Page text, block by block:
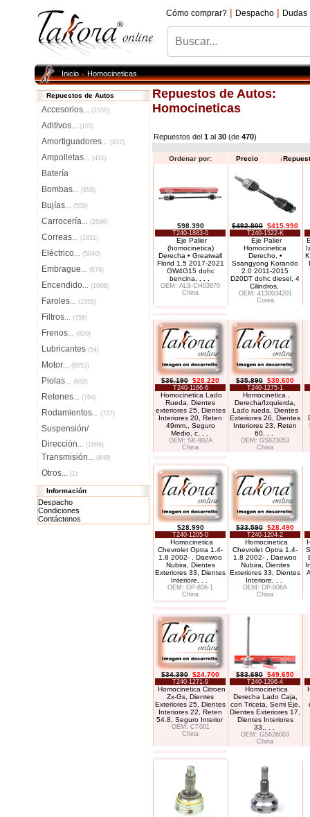
Cómo comprar? | Despacho | Dudas
Inicio»Homocineticas
Repuestos de Autos
Accesorios... (1556)
Aditivos... (103)
Amortiguadores... (837)
Ampolletas... (441)
Batería
Bombas... (958)
Bujías... (559)
Carrocería... (2696)
Correas... (1831)
Eléctrico... (5040)
Embrague... (678)
Encendido... (1086)
Faroles... (1555)
Filtros... (756)
Frenos... (890)
Lubricantes (54)
Motor... (8553)
Piolas... (652)
Retenes... (764)
Rodamientos... (737)
Suspensión/
Dirección... (1699)
Transmisión... (849)
Otros... (1)
Información
Despacho
Condiciones
Contáctenos
Repuestos de Autos:
Homocineticas
Repuestos del 1 al 30 (de 470)
Ordenar por: Precio ↓
$98.390
T240-1883-0
Eje Palier
(homocinetica)
Derecha • Greatwall
Florid 1.5 2017-2021
GW4G15 dohc
bencina,
OEM: ALS-CH03870
China
$492.800 $415.990
T240-1522-K
Eje Palier
Homocinetica
Derecho, •
Ssangyong Korando
2.0 2011-2015
D20DT dohc diesel, 4
Cilindros,
OEM: 4130034201
Corea
$36.190 $28.220
T240-1166-6
Homocinetica Lado
Rueda, Dientes
exteriores 25, Dientes
Interiores 20, Reten
49mm., Seguro
Medio, c. . .
OEM: SK-802A
China
$35.890 $30.600
T240-1275-1
Homocinetica ,
Derecha/Izquierda,
Lado rueda, Dientes
Exteriores 26, Dientes
Interiores 23, Reten
60
OEM: GS823053
China
$28.990
T240-1205-0
Homocinetica
Chevrolet Optra 1.4-
1.8 2002- , Daewoo
Nubira, Dientes
Exteriores 33, Dientes
Interiore
OEM: OP-806-1
China
$33.590 $28.490
T240-1204-2
Homocinetica
Chevrolet Optra 1.4-
1.8 2002- , Daewoo
Nubira, Dientes
Exteriores 33, Dientes
Interiore
OEM: OP-806A
China
$34.390 $24.700
T240-1271-9
Homocinetica Citroen
Zx-Gs, Dientes
Exteriores 25, Dientes
Interiores 22, Reten
54.8, Seguro Interior
OEM: CT001
China
$83.690 $49.650
T240-1296-4
Homocinetica
Derecha Lado Caja,
con Triceta, Semi Eje,
Dientes Exteriores 17,
Dientes Interiores
33,
OEM: GS626003
China